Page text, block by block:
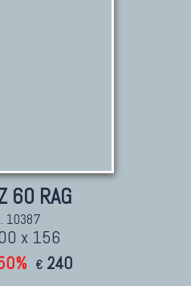
60 RAG
10387
x 156
€ 240